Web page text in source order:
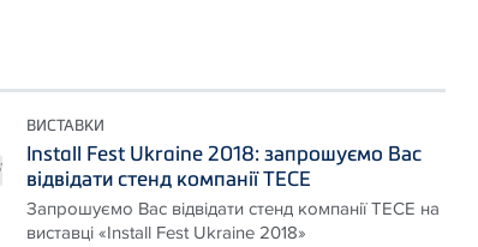
ВИСТАВКИ
Install Fest Ukraine 2018: запрошуємо Вас
відвідати стенд компанії ТЕСЕ
Запрошуємо Вас відвідати стенд компанії ТЕСЕ на
виставці «Install Fest Ukraine 2018»